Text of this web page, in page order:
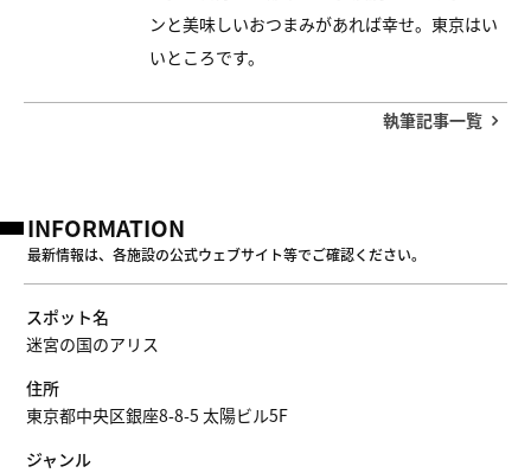
ンと美味しいおつまみがあれば幸せ。東京はい
いところです。
執筆記事一覧
INFORMATION
最新情報は、各施設の公式ウェブサイト等でご確認ください。
スポット名
迷宮の国のアリス
住所
東京都中央区銀座8-8-5 太陽ビル5F
ジャンル